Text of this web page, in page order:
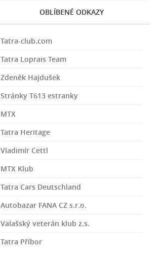
OBLÍBENÉ ODKAZY
Tatra-club.com
Tatra Loprais Team
Zdeněk Hajdušek
Stránky T613 estranky
MTX
Tatra Heritage
Vladimír Cettl
MTX Klub
Tatra Cars Deutschland
Autobazar FANA CZ s.r.o.
Valašský veterán klub z.s.
Tatra Příbor